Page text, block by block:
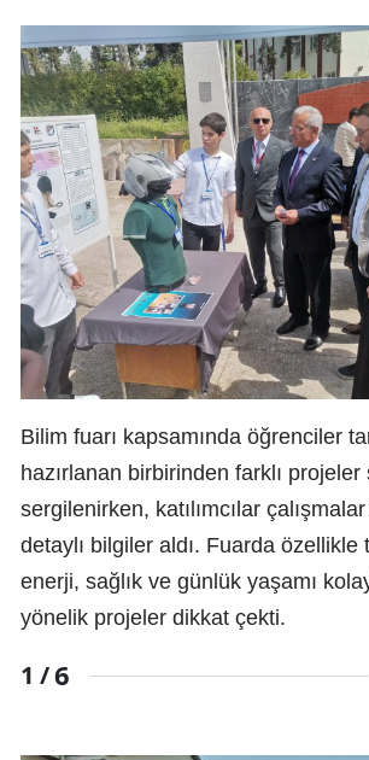
Bilim fuarı kapsamında öğrenciler
hazırlanan birbirinden farklı
sergilenirken, katılımcılar
detaylı bilgiler aldı. Fuarda özellikle
enerji, sağlık ve günlük yaşamı
yönelik projeler dikkat çekti.
1 /6